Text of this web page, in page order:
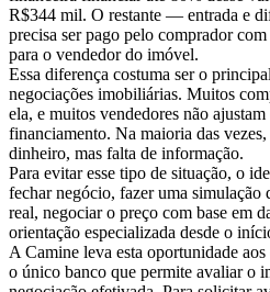
R$344 mil. O restante — entrada e
precisa ser pago pelo comprador
para o vendedor do imóvel.
Essa diferença costuma ser o
negociações imobiliárias. Muitos
ela, e muitos vendedores não
financiamento. Na maioria das
dinheiro, mas falta de informação.
Para evitar esse tipo de situação, o
fechar negócio, fazer uma simulação
real, negociar o preço com base em
orientação especializada desde o
A Camine leva esta oportunidade
o único banco que permite avaliar o